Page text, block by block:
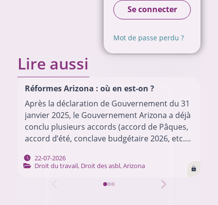
Se connecter
Mot de passe perdu ?
Lire aussi
Réformes Arizona : où en est-on ?
Après la déclaration de Gouvernement du 31
janvier 2025, le Gouvernement Arizona a déjà
conclu plusieurs accords (accord de Pâques,
accord d’été, conclave budgétaire 2026, etc.)
Chacun de ces…
22-07-2026
Droit du travail, Droit des asbl, Arizona